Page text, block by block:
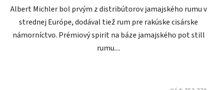
Albert Michler bol prvým z distribútorov jamajského rumu v
strednej Európe, dodával tiež rum pre rakúske cisárske
námorníctvo. Prémiový spirit na báze jamajského pot still
rumu....